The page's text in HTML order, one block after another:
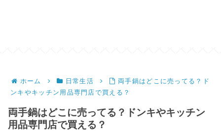
ホーム 日常生活
両手鍋はどこに売ってる？ド
ンキやキッチン用品専門店で買える？
両手鍋はどこに売ってる？ドンキやキッチン
用品専門店で買える？